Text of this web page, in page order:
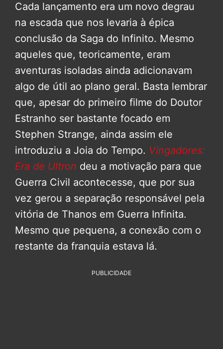
Cada lançamento era um novo degrau
na escada que nos levaria à épica
conclusão da Saga do Infinito. Mesmo
aqueles que, teoricamente, eram
aventuras isoladas ainda adicionavam
algo de útil ao plano geral. Basta lembrar
que, apesar do primeiro filme do Doutor
Estranho ser bastante focado em
Stephen Strange, ainda assim ele
introduziu a Joia do Tempo. Vingadores:
Era de Ultron deu a motivação para que
Guerra Civil acontecesse, que por sua
vez gerou a separação responsável pela
vitória de Thanos em Guerra Infinita.
Mesmo que pequena, a conexão com o
restante da franquia estava lá.
PUBLICIDADE